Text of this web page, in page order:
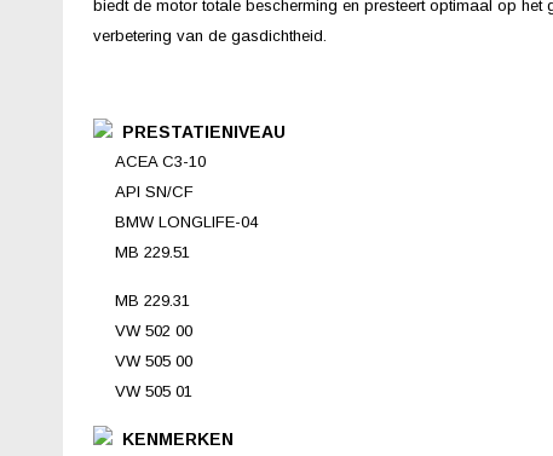
biedt de motor totale bescherming en presteert optimaal op
verbetering van de gasdichtheid.
PRESTATIENIVEAU
ACEA C3-10
API SN/CF
BMW LONGLIFE-04
MB 229.51
MB 229.31
VW 502 00
VW 505 00
VW 505 01
KENMERKEN